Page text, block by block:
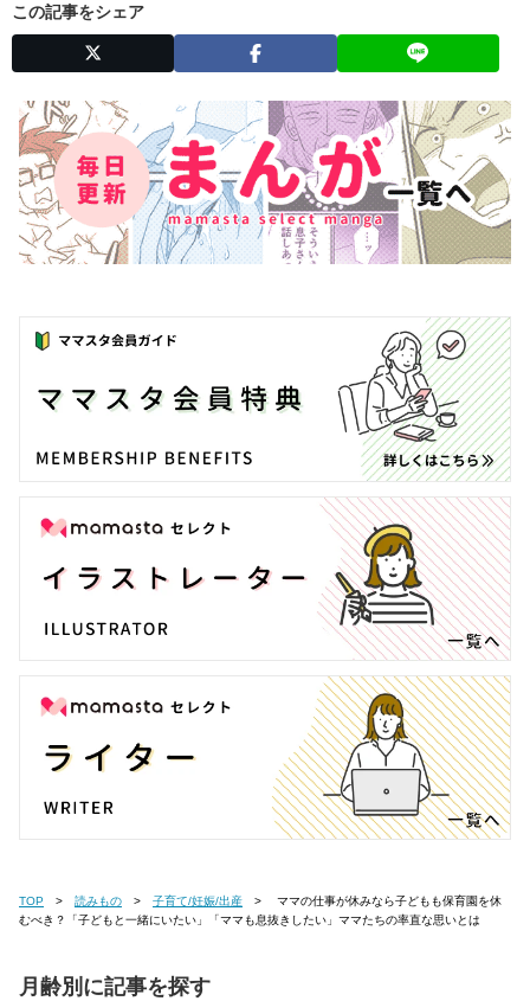
この記事をシェア
TOP 読みもの 子育て/妊娠/出産
むべき？「子どもと一緒にいたい」「ママも息抜きしたい」ママたちの率直な思いとは
月齢別に記事を探す